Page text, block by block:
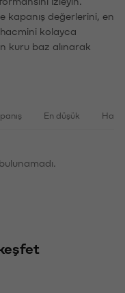
kapanış değerlerini, en
kolayca
kuru baz alınarak
En düşük